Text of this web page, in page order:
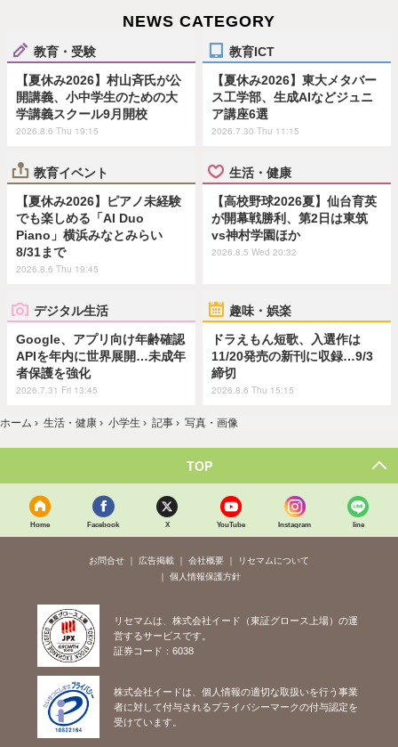
NEWS CATEGORY
教育・受験
【夏休み2026】村山斉氏が公
開講義、小中学生のための大
学講義スクール9月開校
2026.8.6 Thu 19:15
教育ICT
【夏休み2026】東大メタバー
ス工学部、生成AIなどジュニ
ア講座6選
2026.7.30 Thu 11:15
教育イベント
【夏休み2026】ピアノ未経験
でも楽しめる「AI Duo
Piano」横浜みなとみらい
8/31まで
2026.8.6 Thu 19:45
生活・健康
【高校野球2026夏】仙台育英
が開幕戦勝利、第2日は東筑
vs神村学園ほか
2026.8.5 Wed 20:32
デジタル生活
Google、アプリ向け年齢確認
APIを年内に世界展開…未成年
者保護を強化
2026.7.31 Fri 13:45
趣味・娯楽
ドラえもん短歌、入選作は
11/20発売の新刊に収録…9/3
締切
2026.8.6 Thu 15:15
ホーム › 生活・健康 › 小学生 › 記事 › 写真・画像
TOP
Home Facebook X YouTube Instagram line
お問合せ 広告掲載 会社概要
リセマムについて
個人情報保護方針
リセマムは、株式会社イード（東証グロース上場）の運
営するサービスです。
証券コード：6038
株式会社イードは、個人情報の適切な取扱いを行う事業
者に対して付与されるプライバシーマークの付与認定を
受けています。